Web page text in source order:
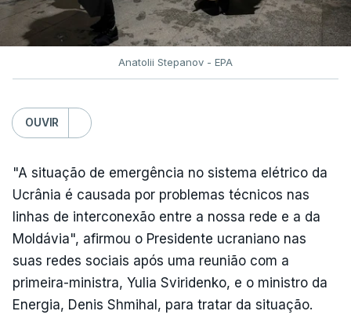
Anatolii Stepanov - EPA
OUVIR
"A situação de emergência no sistema elétrico da
Ucrânia é causada por problemas técnicos nas
linhas de interconexão entre a nossa rede e a da
Moldávia", afirmou o Presidente ucraniano nas
suas redes sociais após uma reunião com a
primeira-ministra, Yulia Sviridenko, e o ministro da
Energia, Denis Shmihal, para tratar da situação.